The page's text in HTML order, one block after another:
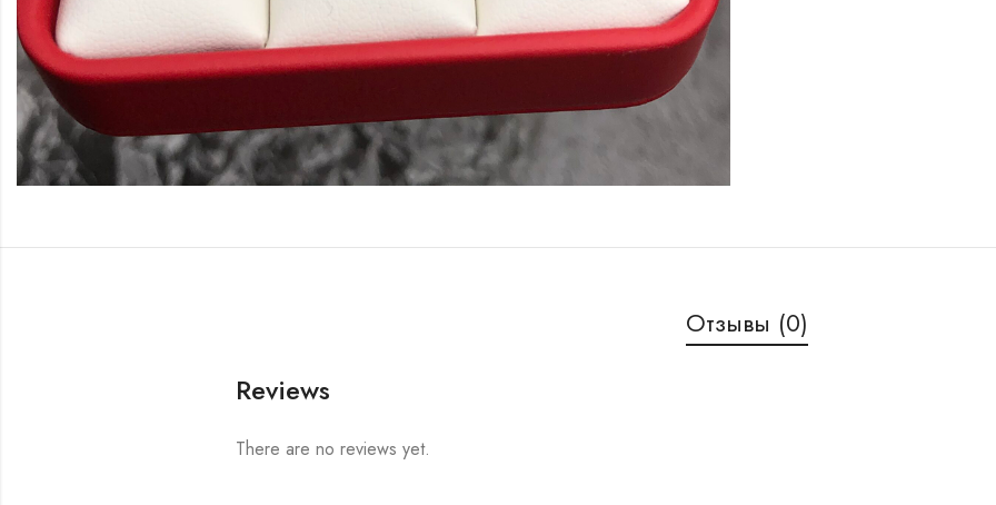
Отзывы (0)
Reviews
There are no reviews yet.